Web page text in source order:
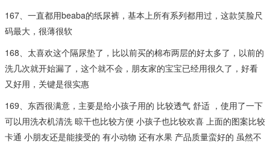
167、一直都用beaba的纸尿裤，基本上所有系列都用过，这款笑脸尺
码最大，很薄很软
168、太喜欢这个隔尿垫了，比以前买的棉布两层的好太多了，以前的
洗几次就开始漏了，这个就不会，朋友家的宝宝已经用很久了，好看
又好用，关键是很实惠
169、东西很满意，主要是给小孩子用的 比较透气 舒适 ，使用了一下
可以用洗衣机清洗 晾干也比较方便 小孩子也比较欢喜 上面的图案比较
卡通 小朋友还是能接受的 有小动物 还有水果 产品质量蛮好的 虽然不